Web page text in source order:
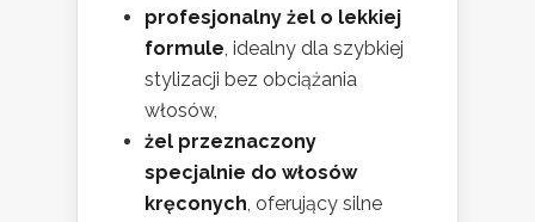
profesjonalny żel o lekkiej
formule, idealny dla szybkiej
stylizacji bez obciążania
włosów,
żel przeznaczony
specjalnie do włosów
kręconych, oferujący silne